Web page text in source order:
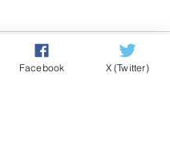
Facebook X (Twitter)